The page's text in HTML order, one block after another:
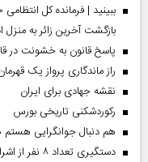
ببینید | فرمانده کل
بازگشت آخرین زائر به منزل
پاسخ قانون به خشونت در
راز ماندگاری پرواز یک
نقشه جهادی برای ایران
رکوردشکنی تاریخی بورس
هم دنبال جوانگرایی
دستگیری